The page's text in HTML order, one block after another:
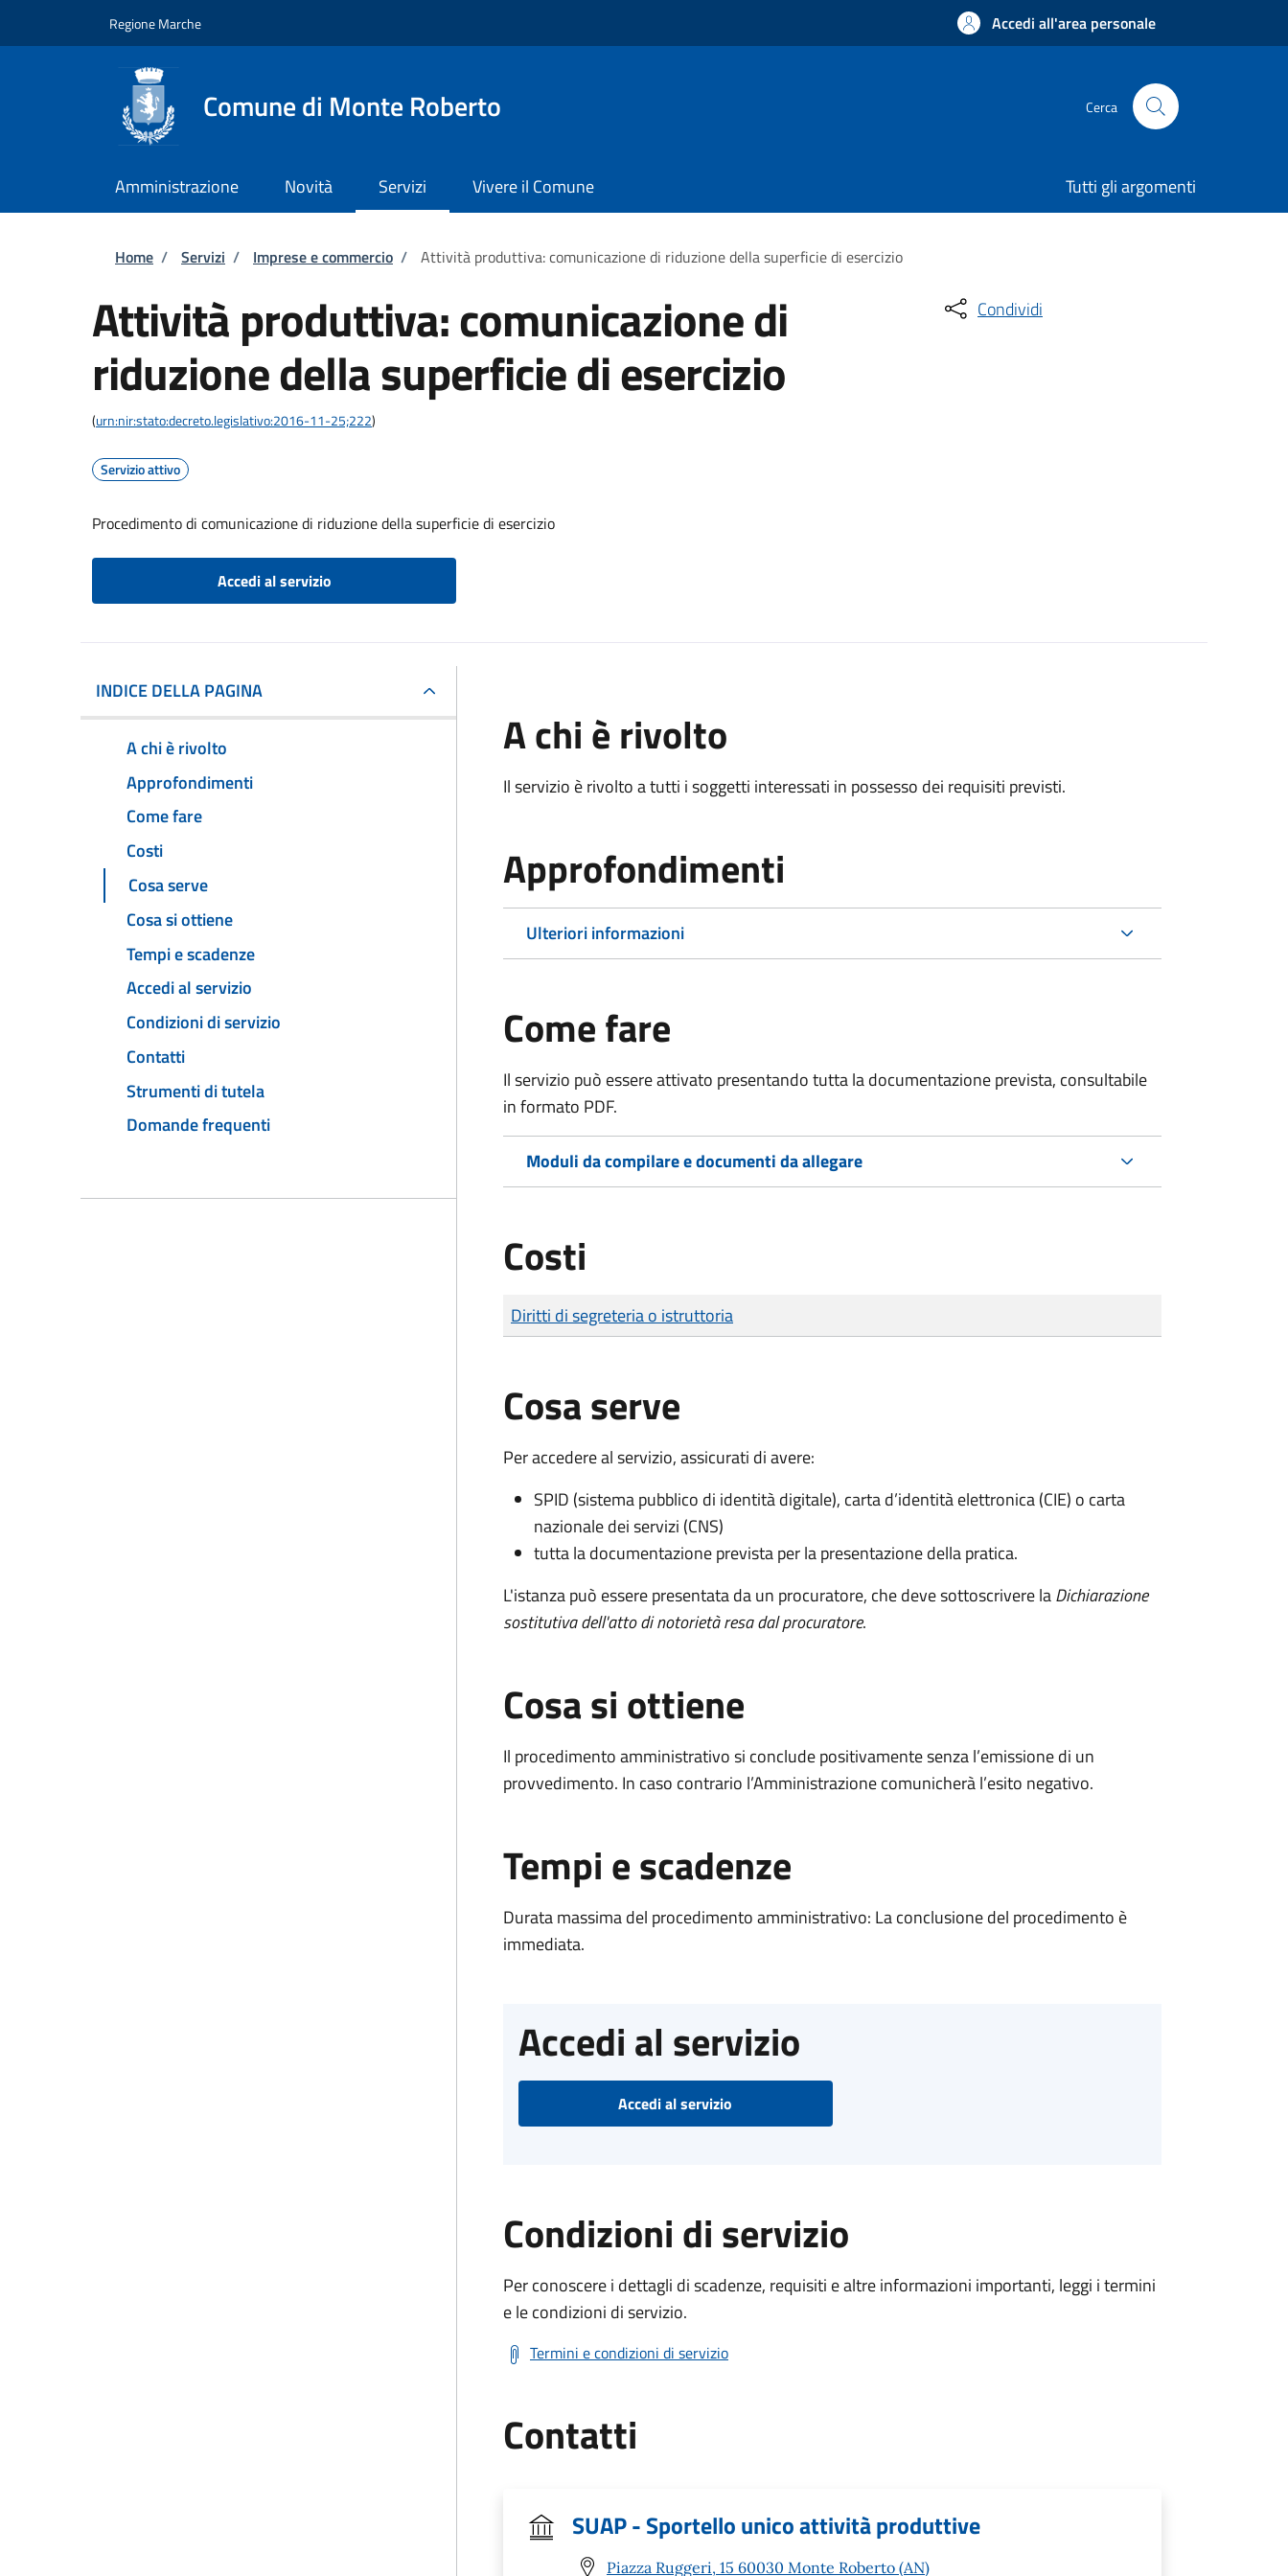
Regione Marche Accedi all'area personale
Comune di Monte Roberto Cerca
Amministrazione Novità Servizi Vivere il Comune Tutti gli argomenti
Briciole di pane
Home / Servizi / Imprese e commercio / Attività produttiva: comunicazione di riduzione della superficie di esercizio
Attività produttiva: comunicazione di
riduzione della superficie di esercizio
(urn:nir:stato:decreto.legislativo:2016-11-25;222)
Servizio attivo
Procedimento di comunicazione di riduzione della superficie di esercizio
Accedi al servizio
Condividi
INDICE DELLA PAGINA
A chi è rivolto
Approfondimenti
Come fare
Costi
Cosa serve
Cosa si ottiene
Tempi e scadenze
Accedi al servizio
Condizioni di servizio
Contatti
Strumenti di tutela
Domande frequenti
A chi è rivolto
Il servizio è rivolto a tutti i soggetti interessati in possesso dei requisiti previsti.
Approfondimenti
Ulteriori informazioni
Come fare
Il servizio può essere attivato presentando tutta la documentazione prevista, consultabile
in formato PDF.
Moduli da compilare e documenti da allegare
Costi
Tipo di pagamento
Importo
Diritti di segreteria o istruttoria
Cosa serve
Per accedere al servizio, assicurati di avere:
SPID (sistema pubblico di identità digitale), carta d’identità elettronica (CIE) o carta
nazionale dei servizi (CNS)
tutta la documentazione prevista per la presentazione della pratica.
L'istanza può essere presentata da un procuratore, che deve sottoscrivere laDichiarazione
sostitutiva dell'atto di notorietà resa dal procuratore.
Cosa si ottiene
Il procedimento amministrativo si conclude positivamente senza l’emissione di un
provvedimento. In caso contrario l’Amministrazione comunicherà l’esito negativo.
Tempi e scadenze
Durata massima del procedimento amministrativo: La conclusione del procedimento è
immediata.
Accedi al servizio
Accedi al servizio
Condizioni di servizio
Per conoscere i dettagli di scadenze, requisiti e altre informazioni importanti, leggi i termini
e le condizioni di servizio.
Termini e condizioni di servizio
Contatti
SUAP - Sportello unico attività produttive
Piazza Ruggeri, 15 60030 Monte Roberto (AN)